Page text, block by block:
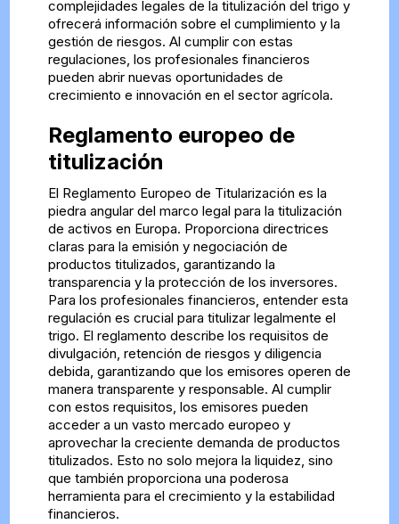
complejidades legales de la titulización del trigo y
ofrecerá información sobre el cumplimiento y la
gestión de riesgos. Al cumplir con estas
regulaciones, los profesionales financieros
pueden abrir nuevas oportunidades de
crecimiento e innovación en el sector agrícola.
Reglamento europeo de
titulización
El Reglamento Europeo de Titularización es la
piedra angular del marco legal para la titulización
de activos en Europa. Proporciona directrices
claras para la emisión y negociación de
productos titulizados, garantizando la
transparencia y la protección de los inversores.
Para los profesionales financieros, entender esta
regulación es crucial para titulizar legalmente el
trigo. El reglamento describe los requisitos de
divulgación, retención de riesgos y diligencia
debida, garantizando que los emisores operen de
manera transparente y responsable. Al cumplir
con estos requisitos, los emisores pueden
acceder a un vasto mercado europeo y
aprovechar la creciente demanda de productos
titulizados. Esto no solo mejora la liquidez, sino
que también proporciona una poderosa
herramienta para el crecimiento y la estabilidad
financieros.